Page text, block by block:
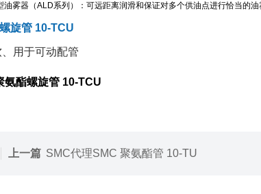
油雾器（ALD系列）：可远距离润滑和保证对多个供油点进行恰当的油
旋管 10-TCU
用于可动配管
氨酯螺旋管 10-TCU
上一篇 SMC代理SMC 聚氨酯管 10-TU